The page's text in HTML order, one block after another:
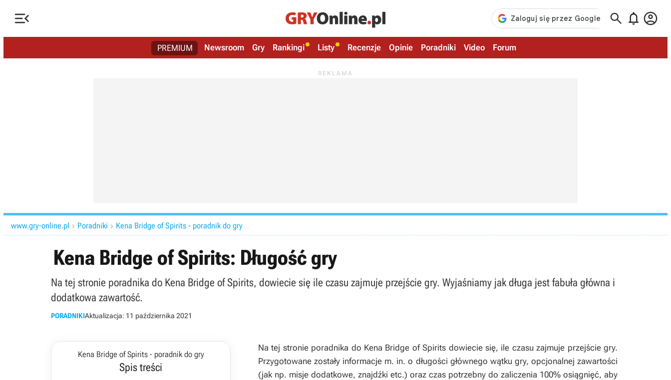
   
PREMIUM Newsroom Gry Rankingi Listy Recenzje Opinie Poradniki Video Forum
www.gry-online.pl  Poradniki  Kena Bridge of Spirits - poradnik do gry
Kena Bridge of Spirits: Długość gry
Na tej stronie poradnika do Kena Bridge of Spirits, dowiecie się ile czasu zajmuje przejście gry. Wyjaśniamy jak długa jest fabuła główna i
dodatkowa zawartość.
PORADNIKIAktualizacja: 11 października 2021
Kena Bridge of Spirits - poradnik do gry
Spis treści
Na tej stronie poradnika do Kena Bridge of Spirits dowiecie się, ile czasu zajmuje przejście gry.
Przygotowane zostały informacje m. in. o długości głównego wątku gry, opcjonalnej zawartości
(jak np. misje dodatkowe, znajdźki etc.) oraz czas potrzebny do zaliczenia 100% osiągnięć, aby